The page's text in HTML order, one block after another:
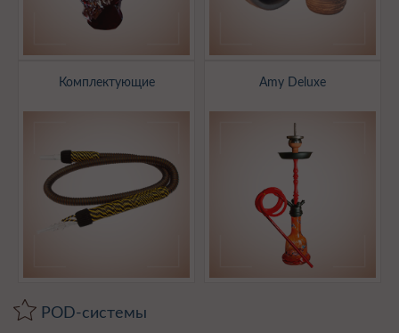
Комплектующие Amy Deluxe
POD-системы